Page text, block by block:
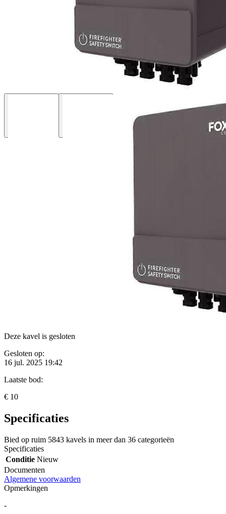
Deze kavel is gesloten
Gesloten op:
16 jul. 2025 19:42
Laatste bod:
€ 10
Specificaties
Bied op ruim 5843 kavels in meer dan 36 categorieën
Specificaties
Conditie Nieuw
Documenten
Algemene voorwaarden
Opmerkingen
-